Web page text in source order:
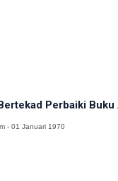
Perbaiki
- 01 Januari 1970